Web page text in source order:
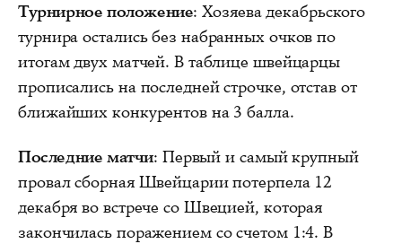
Турнирное положение: Хозяева декабрьского
турнира остались без набранных очков по
итогам двух матчей. В таблице швейцарцы
прописались на последней строчке, отстав от
ближайших конкурентов на 3 балла.
Последние матчи: Первый и самый крупный
провал сборная Швейцарии потерпела 12
декабря во встрече со Швецией, которая
закончилась поражением со счетом 1:4. В